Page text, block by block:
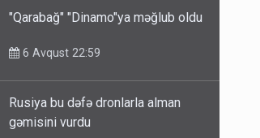
iştirakçısı detalları açıqladı
"Qarabağ" "Dinamo"ya məğlub oldu
6 Avqust 22:59
Rusiya bu dəfə dronlarla alman
gəmisini vurdu